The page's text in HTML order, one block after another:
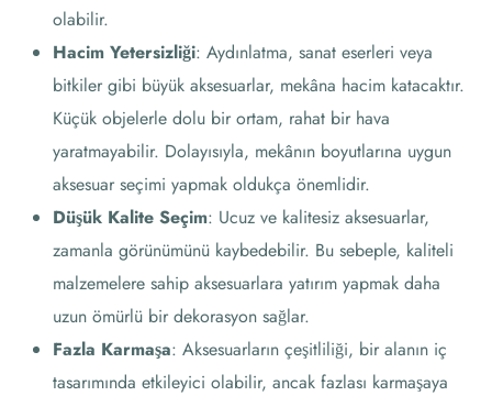
olabilir.
Hacim Yetersizliği: Aydınlatma, sanat eserleri veya
bitkiler gibi büyük aksesuarlar, mekâna hacim katacaktır.
Küçük objelerle dolu bir ortam, rahat bir hava
yaratmayabilir. Dolayısıyla, mekânın boyutlarına uygun
aksesuar seçimi yapmak oldukça önemlidir.
Düşük Kalite Seçim: Ucuz ve kalitesiz aksesuarlar,
zamanla görünümünü kaybedebilir. Bu sebeple, kaliteli
malzemelere sahip aksesuarlara yatırım yapmak daha
uzun ömürlü bir dekorasyon sağlar.
Fazla Karmaşa: Aksesuarların çeşitliliği, bir alanın iç
tasarımında etkileyici olabilir, ancak fazlası karmaşaya